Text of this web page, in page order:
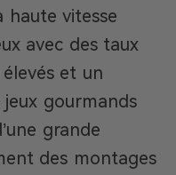
haute vitesse
avec des taux
et un
gourmands
grande
des montages